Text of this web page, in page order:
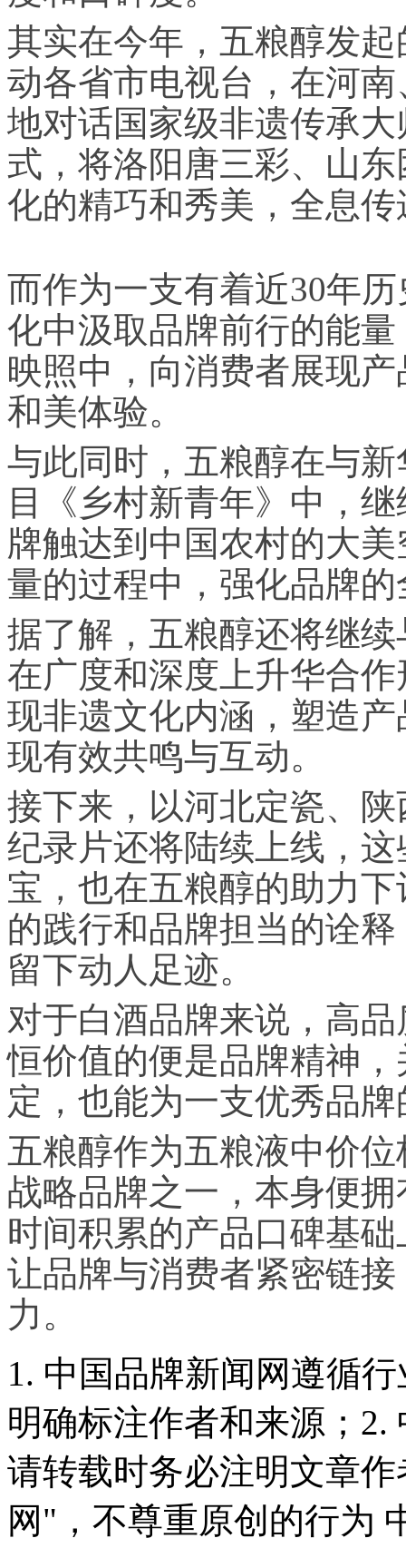
其实在今年，五粮醇发
动各省市电视台，在河
地对话国家级非遗传承
式，将洛阳唐三彩、山
化的精巧和秀美，全息
而作为一支有着近30年
化中汲取品牌前行的能
映照中，向消费者展现
和美体验。
与此同时，五粮醇在与
目《乡村新青年》中，
牌触达到中国农村的大
量的过程中，强化品牌
据了解，五粮醇还将继
在广度和深度上升华合
现非遗文化内涵，塑造
现有效共鸣与互动。
接下来，以河北定瓷、
纪录片还将陆续上线，
宝，也在五粮醇的助力
的践行和品牌担当的诠
留下动人足迹。
对于白酒品牌来说，高
恒价值的便是品牌精神
定，也能为一支优秀品
五粮醇作为五粮液中价
战略品牌之一，本身便
时间积累的产品口碑基
让品牌与消费者紧密链
力。
1. 中国品牌新闻网遵循
明确标注作者和来源；
请转载时务必注明文章
网"，不尊重原创的行为